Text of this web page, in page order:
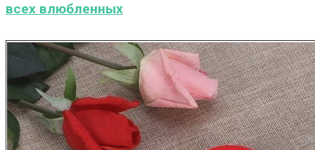
всех влюбленных